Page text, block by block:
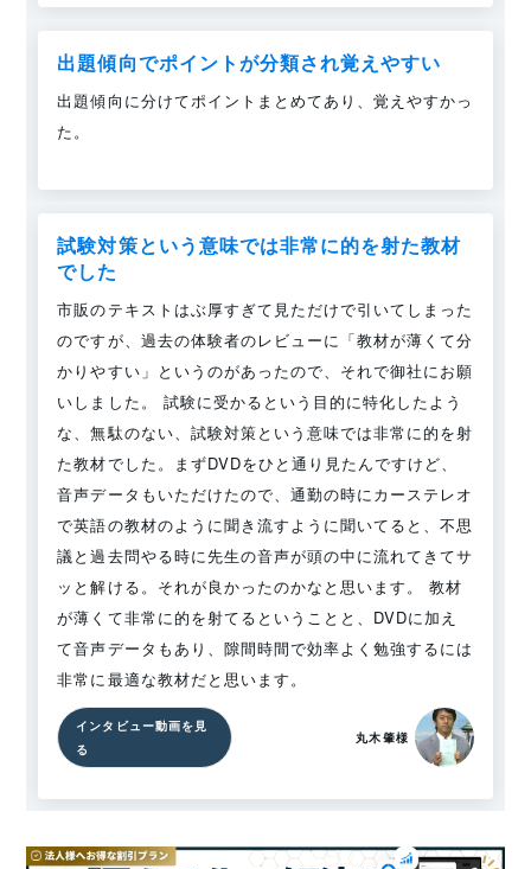
出題傾向でポイントが分類され覚えやすい
出題傾向に分けてポイントまとめてあり、覚えやすかっ
た。
試験対策という意味では非常に的を射た教材
でした
市販のテキストはぶ厚すぎて見ただけで引いてしまった
のですが、過去の体験者のレビューに「教材が薄くて分
かりやすい」というのがあったので、それで御社にお願
いしました。 試験に受かるという目的に特化したよう
な、無駄のない、試験対策という意味では非常に的を射
た教材でした。まずDVDをひと通り見たんですけど、
音声データもいただけたので、通勤の時にカーステレオ
で英語の教材のように聞き流すように聞いてると、不思
議と過去問やる時に先生の音声が頭の中に流れてきてサ
ッと解ける。それが良かったのかなと思います。 教材
が薄くて非常に的を射てるということと、DVDに加え
て音声データもあり、隙間時間で効率よく勉強するには
非常に最適な教材だと思います。
インタビュー動画を見
る
丸木肇様